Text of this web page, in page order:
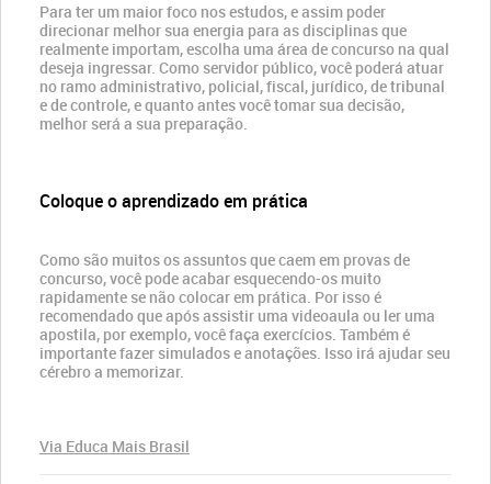
Para ter um maior foco nos estudos, e assim poder
direcionar melhor sua energia para as disciplinas que
realmente importam, escolha uma área de concurso na qual
deseja ingressar. Como servidor público, você poderá atuar
no ramo administrativo, policial, fiscal, jurídico, de tribunal
e de controle, e quanto antes você tomar sua decisão,
melhor será a sua preparação.
Coloque o aprendizado em prática
Como são muitos os assuntos que caem em provas de
concurso, você pode acabar esquecendo-os muito
rapidamente se não colocar em prática. Por isso é
recomendado que após assistir uma videoaula ou ler uma
apostila, por exemplo, você faça exercícios. Também é
importante fazer simulados e anotações. Isso irá ajudar seu
cérebro a memorizar.
Via Educa Mais Brasil